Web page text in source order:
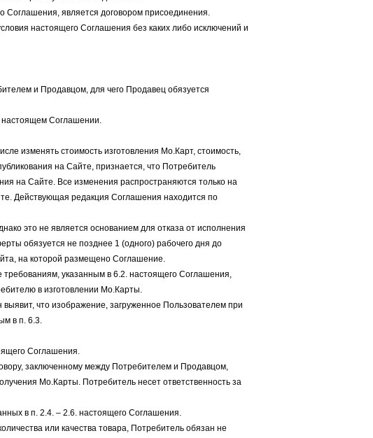
Соглашения, является договором присоединения.
настоящего Соглашения без каких либо исключений и
и Продавцом, для чего Продавец обязуется
настоящем Соглашении.
изменять стоимость изготовления Мо.Карт, стоимость,
на Сайте, признается, что Потребитель
на Сайте. Все изменения распространяются только на
Действующая редакция Соглашения находится по
это не является основанием для отказа от исполнения
обязуется не позднее 1 (одного) рабочего дня до
на которой размещено Соглашение.
указанным в 6.2. настоящего Соглашения,
в изготовлении Мо.Карты.
что изображение, загруженное Пользователем при
в п. 6.3.
Соглашения.
заключенному между Потребителем и Продавцом,
Мо.Карты. Потребитель несет ответственность за
в п. 2.4. – 2.6. настоящего Соглашения.
или качества товара, Потребитель обязан не